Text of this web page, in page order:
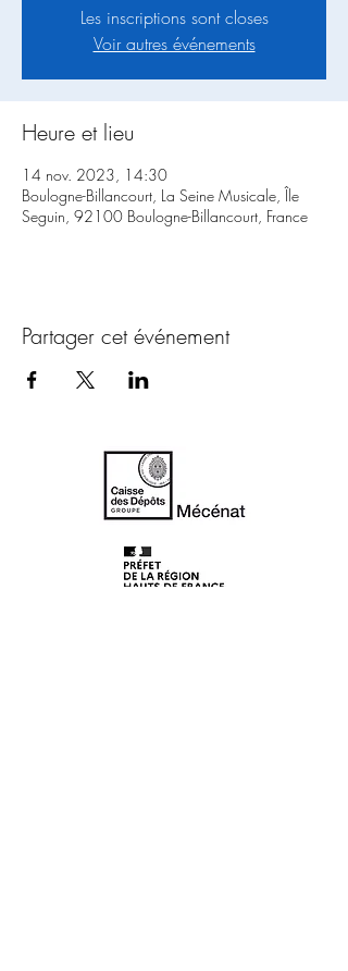
Les inscriptions sont closes
Voir autres événements
Heure et lieu
14 nov. 2023, 14:30
Boulogne-Billancourt, La Seine Musicale, Île
Seguin, 92100 Boulogne-Billancourt, France
Partager cet événement